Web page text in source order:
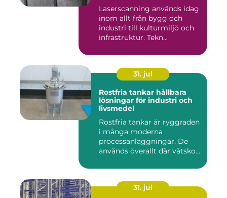
Laserscanning används idag
inom allt från bygg och
industri till kulturmiljö och
infrastruktur. Tekn...
31. jul
Rostfria tankar hållbara
lösningar för industri och
livsmedel
Rostfria tankar är ryggraden
i många moderna
processanläggningar. De
används överallt där vätskor,
31. jul